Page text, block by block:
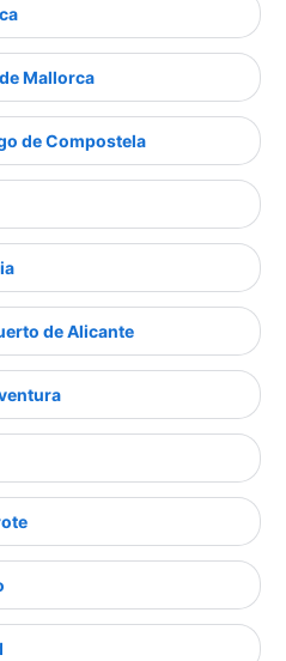
Mallorca
de Compostela
de Alicante